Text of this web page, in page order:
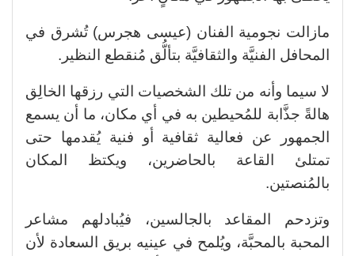
مازالت نجومية الفنان (عيسى هجرس) تُشرق في
المحافل الفنيَّة والثقافيَّة بتألُّق مُنقطع النظير.
لا سيما وأنه من تلك الشخصيات التي رزقها الخالِق
هالةً جذَّابة للمُحيطين به في أي مكان، ما أن يسمع
الجمهور عن فعالية ثقافية أو فنية يُقدمها حتى
تمتلئ القاعة بالحاضرين، ويكتظ المكان
بالمُنصتين.
وتزدحم المقاعد بالجالسين، فيُبادلهم مشاعر
المحبة بالمحبَّة، ويُلمح في عينيه بريق السعادة لأن